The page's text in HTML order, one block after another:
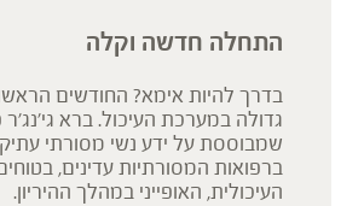
התחלה חדשה וקלה
בדרך להיות אימא? החודשים
גדולה במערכת העיכול. ברא
שמבוססת על ידע נשי מסורתי
ברפואות המסורתיות עדינים,
העיכולית, האופייני במהלך ההיריון.